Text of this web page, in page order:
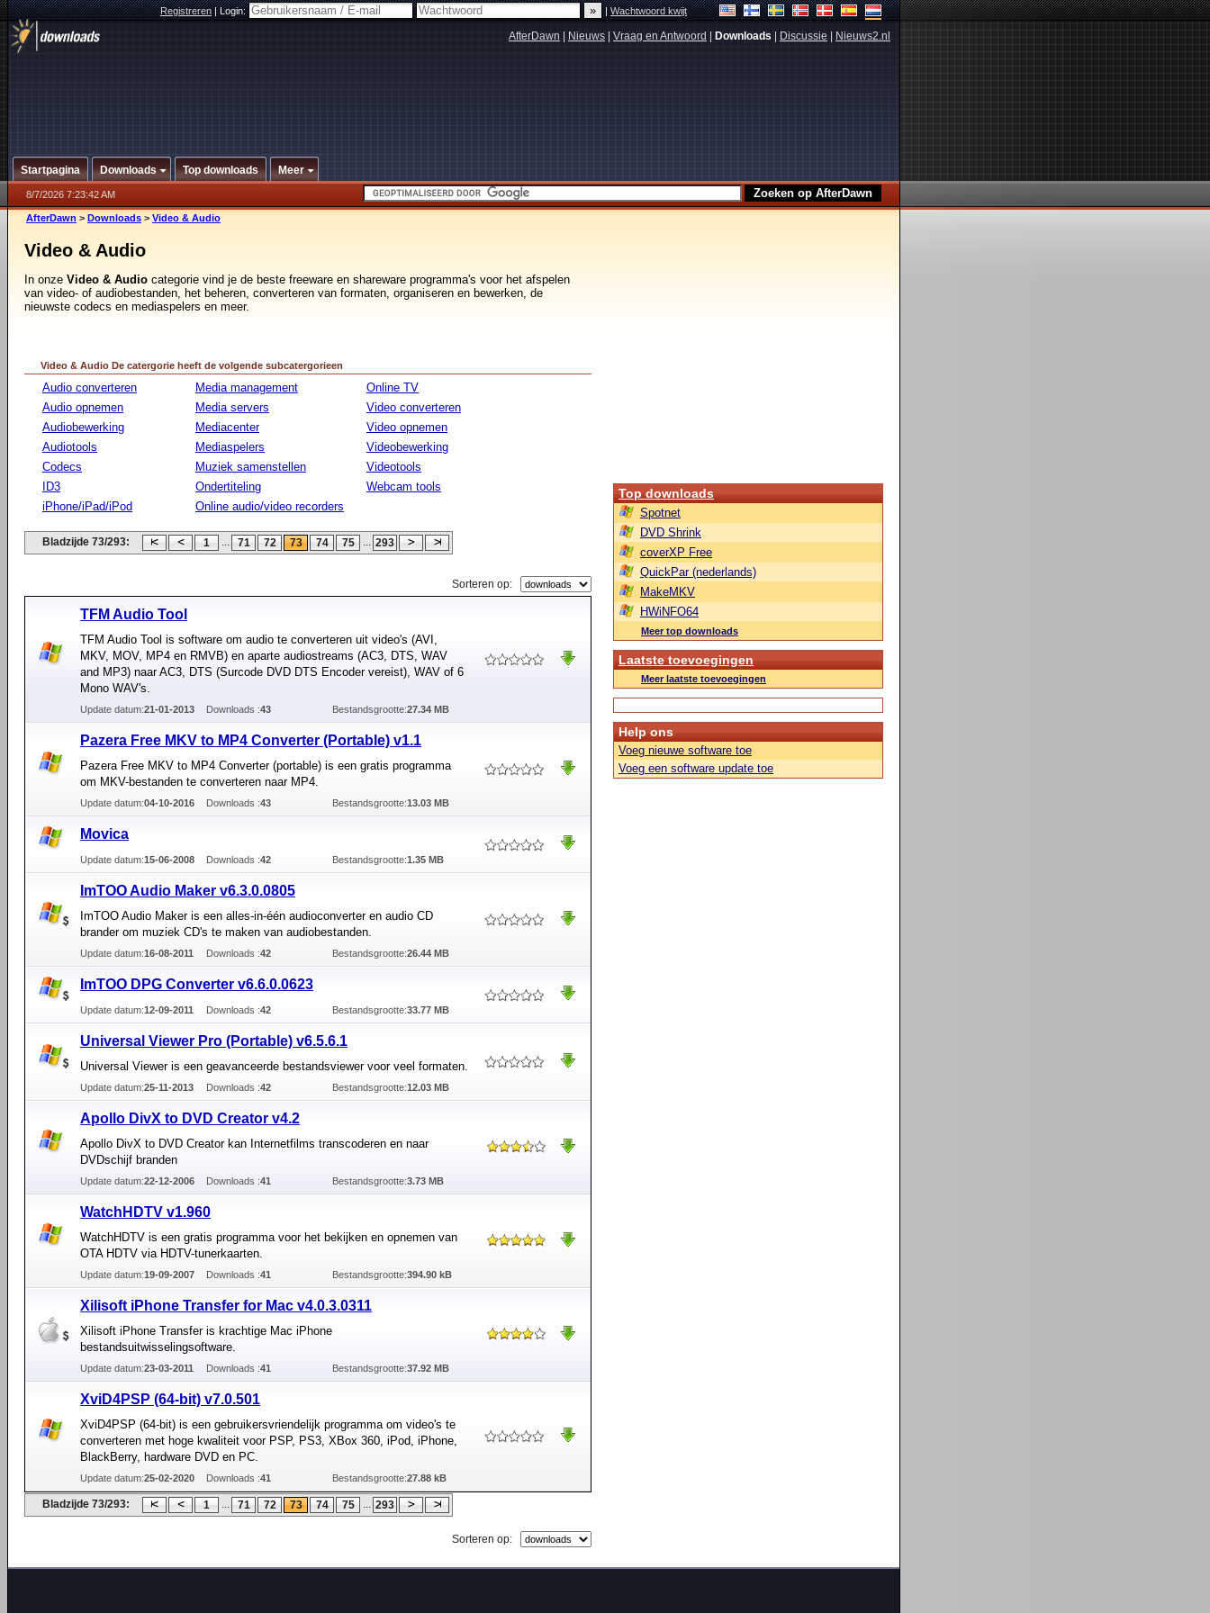
Registreren|Login: |Wachtwoord kwijt
AfterDawn Nieuws Vraag en Antwoord Downloads Discussie Nieuws2.nl
Startpagina Downloads Top downloads Meer
8/7/2026 7:23:42 AM
AfterDawn > Downloads > Video & Audio
Video & Audio
In onze Video & Audio categorie vind je de beste freeware en shareware programma's voor het afspelen
van video- of audiobestanden, het beheren, converteren van formaten, organiseren en bewerken, de
nieuwste codecs en mediaspelers en meer.
Video & Audio De catergorie heeft de volgende subcatergorieen
Audio converteren
Audio opnemen
Audiobewerking
Audiotools
Codecs
ID3
iPhone/iPad/iPod
Media management
Media servers
Mediacenter
Mediaspelers
Muziek samenstellen
Ondertiteling
Online audio/video recorders
Online TV
Video converteren
Video opnemen
Videobewerking
Videotools
Webcam tools
Bladzijde 73/293: 1 ... 71 72 73 74 75 ... 293
Sorteren op:
TFM Audio Tool
TFM Audio Tool is software om audio te converteren uit video's (AVI,
MKV, MOV, MP4 en RMVB) en aparte audiostreams (AC3, DTS, WAV
and MP3) naar AC3, DTS (Surcode DVD DTS Encoder vereist), WAV of 6
Mono WAV's.
Update datum:21-01-2013 Downloads :43 Bestandsgrootte:27.34 MB
Pazera Free MKV to MP4 Converter (Portable) v1.1
Pazera Free MKV to MP4 Converter (portable) is een gratis programma
om MKV-bestanden te converteren naar MP4.
Update datum:04-10-2016 Downloads :43 Bestandsgrootte:13.03 MB
Movica
Update datum:15-06-2008 Downloads :42 Bestandsgrootte:1.35 MB
ImTOO Audio Maker v6.3.0.0805
ImTOO Audio Maker is een alles-in-één audioconverter en audio CD
brander om muziek CD's te maken van audiobestanden.
Update datum:16-08-2011 Downloads :42 Bestandsgrootte:26.44 MB
ImTOO DPG Converter v6.6.0.0623
Update datum:12-09-2011 Downloads :42 Bestandsgrootte:33.77 MB
Universal Viewer Pro (Portable) v6.5.6.1
Universal Viewer is een geavanceerde bestandsviewer voor veel formaten.
Update datum:25-11-2013 Downloads :42 Bestandsgrootte:12.03 MB
Apollo DivX to DVD Creator v4.2
Apollo DivX to DVD Creator kan Internetfilms transcoderen en naar
DVDschijf branden
Update datum:22-12-2006 Downloads :41 Bestandsgrootte:3.73 MB
WatchHDTV v1.960
WatchHDTV is een gratis programma voor het bekijken en opnemen van
OTA HDTV via HDTV-tunerkaarten.
Update datum:19-09-2007 Downloads :41 Bestandsgrootte:394.90 kB
Xilisoft iPhone Transfer for Mac v4.0.3.0311
Xilisoft iPhone Transfer is krachtige Mac iPhone
bestandsuitwisselingsoftware.
Update datum:23-03-2011 Downloads :41 Bestandsgrootte:37.92 MB
XviD4PSP (64-bit) v7.0.501
XviD4PSP (64-bit) is een gebruikersvriendelijk programma om video's te
converteren met hoge kwaliteit voor PSP, PS3, XBox 360, iPod, iPhone,
BlackBerry, hardware DVD en PC.
Update datum:25-02-2020 Downloads :41 Bestandsgrootte:27.88 kB
Bladzijde 73/293: 1 ... 71 72 73 74 75 ... 293
Sorteren op:
Top downloads
Spotnet
DVD Shrink
coverXP Free
QuickPar (nederlands)
MakeMKV
HWiNFO64
Meer top downloads
Laatste toevoegingen
Meer laatste toevoegingen
Help ons
Voeg nieuwe software toe
Voeg een software update toe